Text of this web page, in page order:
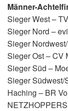
Männer-
Sieger West –
Sieger Nord –
Sieger
Sieger Ost – CV
Sieger Süd –
Sieger Südwest/
Haching – BR